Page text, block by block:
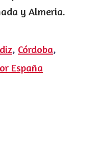
y Almeria.
, Córdoba,
España